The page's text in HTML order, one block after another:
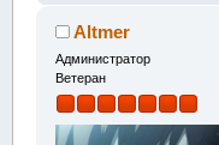
Altmer
Администратор
Ветеран